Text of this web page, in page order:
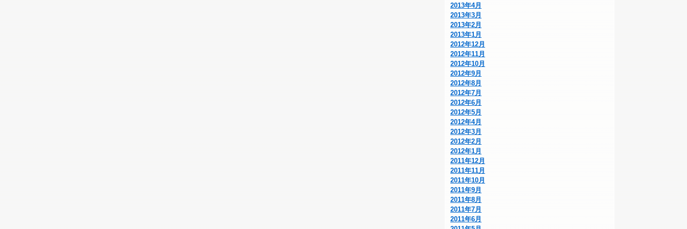
2013年4月
2013年3月
2013年2月
2013年1月
2012年12月
2012年11月
2012年10月
2012年9月
2012年8月
2012年7月
2012年6月
2012年5月
2012年4月
2012年3月
2012年2月
2012年1月
2011年12月
2011年11月
2011年10月
2011年9月
2011年8月
2011年7月
2011年6月